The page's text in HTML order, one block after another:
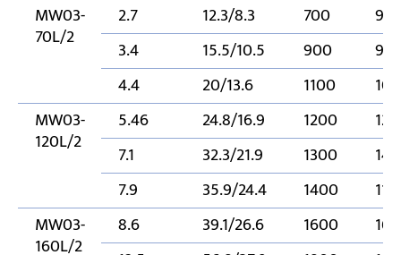
MW03-
70L/2
2.7 12.3/8.3 700
3.4
15.5/10.5 900
920
4.4
20/13.6 1100
MW03-
120L/2
5.46 24.8/16.9 1200
7.1
32.3/21.9 1300
7.9
35.9/24.4 1400
MW03-
160L/2
8.6 39.1/26.6 1600